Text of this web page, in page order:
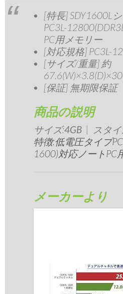
[特長] SDY1600L
PC3L-
PC用メモリー
[対応規格] PC3L-
[サイズ/重量] 約
[保証] 無期限保証
商品の説明
サイズ:4GB | スタイ
特徴:低電圧タイプ
1600)対応ノートPC
メーカーより